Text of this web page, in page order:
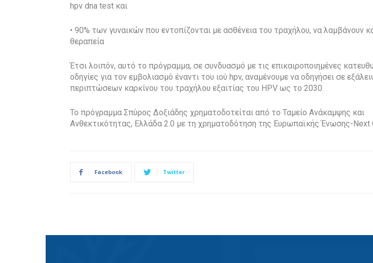
hpv dna test και
• 90% των γυναικών που εντοπίζονται με ασθένεια του τραχήλου, να λαμβάνουν
θεραπεία
Έτσι λοιπόν, αυτό το πρόγραμμα, σε συνδυασμό με τις επικαιροποιημένες
οδηγίες για τον εμβολιασμό έναντι του ιού hpv, αναμένουμε να οδηγήσει σε
περιπτώσεων καρκίνου του τραχήλου εξαιτίας του HPV ως το 2030.
Το πρόγραμμα Σπύρος Δοξιάδης χρηματοδοτείται από το Ταμείο Ανάκαμψης και
Ανθεκτικότητας, Ελλάδα 2.0 με τη χρηματοδότηση της Ευρωπαϊκής Ένωσης-Next
Facebook Twitter